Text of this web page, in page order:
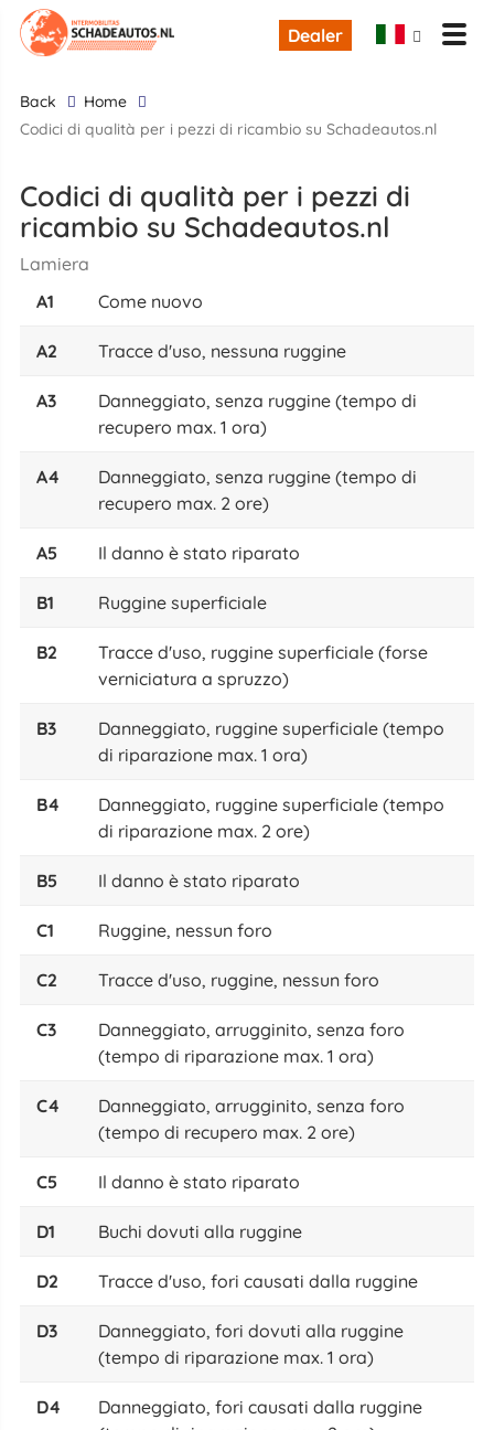
Dealer
back
Home
Codici di qualità per i pezzi di ricambio su Schadeautos.nl
Codici di qualità per i pezzi di
ricambio su Schadeautos.nl
Lamiera
A1
Come nuovo
A2 Tracce d'uso, nessuna ruggine
A3
Danneggiato, senza ruggine (tempo di
recupero max. 1 ora)
A4
Danneggiato, senza ruggine (tempo di
recupero max. 2 ore)
A5 Il danno è stato riparato
B1 Ruggine superficiale
B2
Tracce d'uso, ruggine superficiale (forse
verniciatura a spruzzo)
B3
Danneggiato, ruggine superficiale (tempo
di riparazione max. 1 ora)
B4
Danneggiato, ruggine superficiale (tempo
di riparazione max. 2 ore)
B5 Il danno è stato riparato
C1 Ruggine, nessun foro
C2 Tracce d'uso, ruggine, nessun foro
C3
Danneggiato, arrugginito, senza foro
(tempo di riparazione max. 1 ora)
C4
Danneggiato, arrugginito, senza foro
(tempo di recupero max. 2 ore)
C5 Il danno è stato riparato
D1 Buchi dovuti alla ruggine
D2 Tracce d'uso, fori causati dalla ruggine
D3
Danneggiato, fori dovuti alla ruggine
(tempo di riparazione max. 1 ora)
D4
Danneggiato, fori causati dalla ruggine